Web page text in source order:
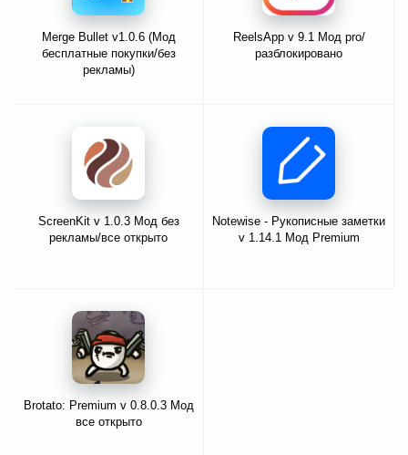
Merge Bullet v1.0.6 (Мод
бесплатные покупки/без
рекламы)
ReelsApp v 9.1 Мод pro/
разблокировано
ScreenKit v 1.0.3 Мод без
рекламы/все открыто
Notewise - Рукописные заметки
v 1.14.1 Мод Premium
Brotato: Premium v 0.8.0.3 Мод
все открыто